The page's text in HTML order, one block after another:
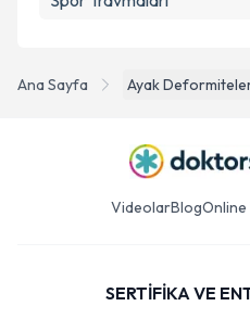
Ana Sayfa Ayak
VideolarBlogOnline
SERTİFİKA VE